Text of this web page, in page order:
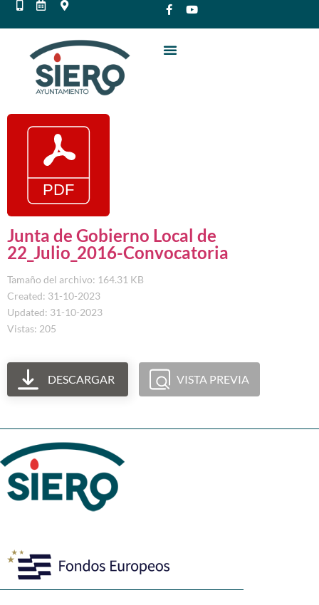
Junta de Gobierno Local de
22_Julio_2016-Convocatoria
Tamaño del archivo: 164.31 KB
Created: 31-10-2023
Updated: 31-10-2023
Vistas: 205
DESCARGAR VISTA PREVIA